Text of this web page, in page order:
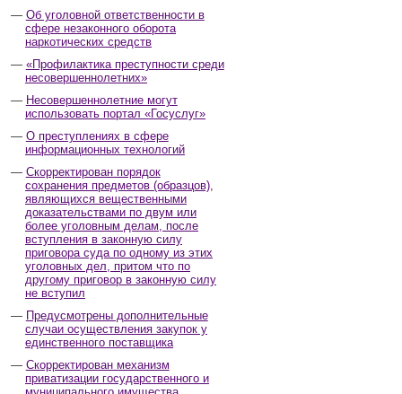
Об уголовной ответственности в
сфере незаконного оборота
наркотических средств
«Профилактика преступности среди
несовершеннолетних»
Несовершеннолетние могут
использовать портал «Госуслуг»
О преступлениях в сфере
информационных технологий
Скорректирован порядок
сохранения предметов (образцов),
являющихся вещественными
доказательствами по двум или
более уголовным делам, после
вступления в законную силу
приговора суда по одному из этих
уголовных дел, притом что по
другому приговор в законную силу
не вступил
Предусмотрены дополнительные
случаи осуществления закупок у
единственного поставщика
Скорректирован механизм
приватизации государственного и